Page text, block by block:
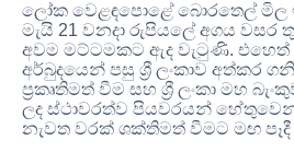
ලෝක වෙළඳපොළේ බොරතෙල් මිල
මැයි 21 වනදා රුපියලේ අගය වසර
අවම මට්ටමකට ඇද වැටුණි. එහෙත්
අර්බුදයෙන් පසු ශ්‍රී ලංකාව අත්කර
ප්‍රකෘතිමත් වීම සහ ශ්‍රී ලංකා මහ
ලද ස්ථාවරත්ව පියවරයන්
නැවත වරක් ශක්තිමත් වීමට මඟ